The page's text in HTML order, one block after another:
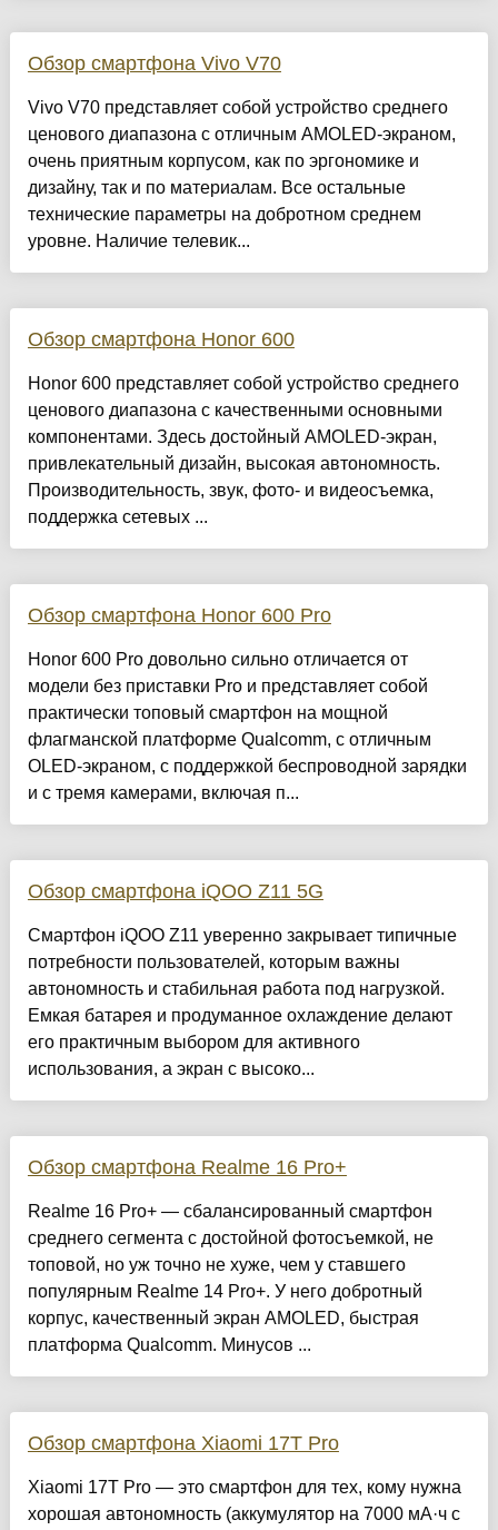
Обзор смартфона Vivo V70
Vivo V70 представляет собой устройство среднего
ценового диапазона с отличным AMOLED-экраном,
очень приятным корпусом, как по эргономике и
дизайну, так и по материалам. Все остальные
технические параметры на добротном среднем
уровне. Наличие телевик...
Обзор смартфона Honor 600
Honor 600 представляет собой устройство среднего
ценового диапазона с качественными основными
компонентами. Здесь достойный AMOLED-экран,
привлекательный дизайн, высокая автономность.
Производительность, звук, фото- и видеосъемка,
поддержка сетевых ...
Обзор смартфона Honor 600 Pro
Honor 600 Pro довольно сильно отличается от
модели без приставки Pro и представляет собой
практически топовый смартфон на мощной
флагманской платформе Qualcomm, с отличным
OLED-экраном, с поддержкой беспроводной зарядки
и с тремя камерами, включая п...
Обзор смартфона iQOO Z11 5G
Смартфон iQOO Z11 уверенно закрывает типичные
потребности пользователей, которым важны
автономность и стабильная работа под нагрузкой.
Емкая батарея и продуманное охлаждение делают
его практичным выбором для активного
использования, а экран с высоко...
Обзор смартфона Realme 16 Pro+
Realme 16 Pro+ — сбалансированный смартфон
среднего сегмента с достойной фотосъемкой, не
топовой, но уж точно не хуже, чем у ставшего
популярным Realme 14 Pro+. У него добротный
корпус, качественный экран AMOLED, быстрая
платформа Qualcomm. Минусов ...
Обзор смартфона Xiaomi 17T Pro
Xiaomi 17T Pro — это смартфон для тех, кому нужна
хорошая автономность (аккумулятор на 7000 мА·ч с